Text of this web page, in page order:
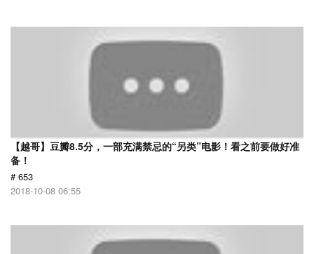
【越哥】豆瓣8.5分，一部充满禁忌的“另类”电影！看之前要做好准
备！
# 653
2018-10-08 06:55